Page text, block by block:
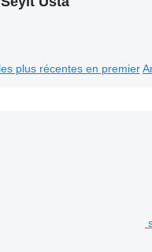
plus récentes en premier